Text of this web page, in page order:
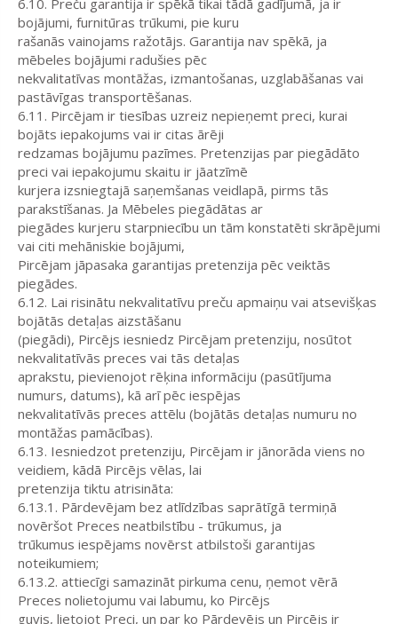
bojājumi, furnitūras trūkumi, pie kuru
rašanās vainojams ražotājs. Garantija nav spēkā, ja
mēbeles bojājumi radušies pēc
nekvalitatīvas montāžas, izmantošanas, uzglabāšanas vai
pastāvīgas transportēšanas.
6.11. Pircējam ir tiesības uzreiz nepieņemt preci, kurai
bojāts iepakojums vai ir citas ārēji
redzamas bojājumu pazīmes. Pretenzijas par piegādāto
preci vai iepakojumu skaitu ir jāatzīmē
kurjera izsniegtajā saņemšanas veidlapā, pirms tās
parakstīšanas. Ja Mēbeles piegādātas ar
piegādes kurjeru starpniecību un tām konstatēti skrāpējumi
vai citi mehāniskie bojājumi,
Pircējam jāpasaka garantijas pretenzija pēc veiktās
piegādes.
6.12. Lai risinātu nekvalitatīvu preču apmaiņu vai atsevišķas
bojātās detaļas aizstāšanu
(piegādi), Pircējs iesniedz Pircējam pretenziju, nosūtot
nekvalitatīvās preces vai tās detaļas
aprakstu, pievienojot rēķina informāciju (pasūtījuma
numurs, datums), kā arī pēc iespējas
nekvalitatīvās preces attēlu (bojātās detaļas numuru no
montāžas pamācības).
6.13. Iesniedzot pretenziju, Pircējam ir jānorāda viens no
veidiem, kādā Pircējs vēlas, lai
pretenzija tiktu atrisināta:
6.13.1. Pārdevējam bez atlīdzības saprātīgā termiņā
novēršot Preces neatbilstību - trūkumus, ja
trūkumus iespējams novērst atbilstoši garantijas
noteikumiem;
6.13.2. attiecīgi samazināt pirkuma cenu, ņemot vērā
Preces nolietojumu vai labumu, ko Pircējs
guvis, lietojot Preci, un par ko Pārdevējs un Pircējs ir